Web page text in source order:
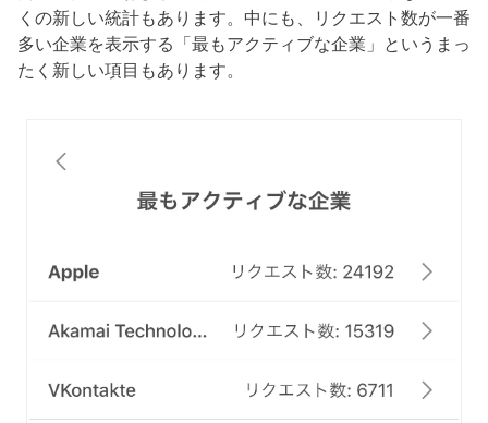
くの新しい統計もあります。中にも、リクエスト数が一番
多い企業を表示する「最もアクティブな企業」というまっ
たく新しい項目もあります。